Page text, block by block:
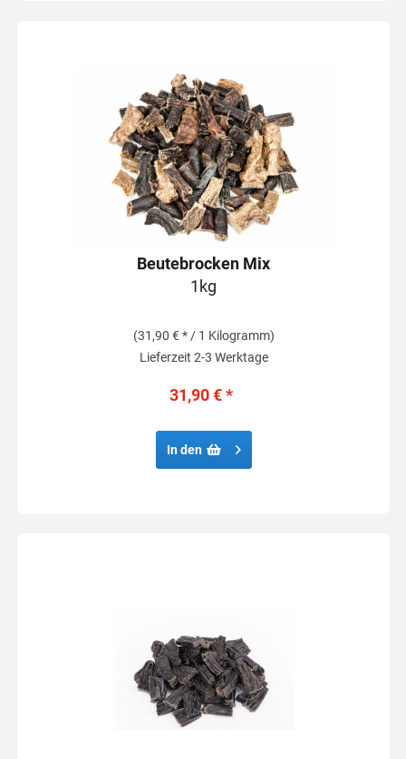
Beutebrocken Mix
1kg
(31,90 € * / 1 Kilogramm)
Lieferzeit 2-3 Werktage
31,90 € *
In den